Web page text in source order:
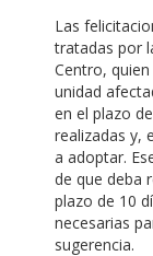
Las
tratadas por
Centro,
unidad
en el plazo
realizadas y,
a adoptar.
de que deba
plazo de 10
necesarias
sugerencia.